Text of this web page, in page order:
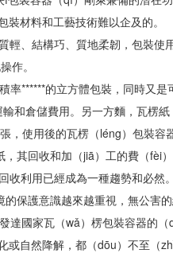
材料和工藝技術難以企及的。
、結構巧、質地柔韌，包裝使
作。
******的立方體包裝，同時又
倉儲費用。另一方麵，瓦楞紙
使用後的瓦楞（léng）包裝容
其回收和加（jiā）工的費（fèi
利用已經成為一種趨勢和必然。
保護意識越來越重視，無公害
國家瓦（wǎ）楞包裝容器的
自然降解，都（dōu）不至（